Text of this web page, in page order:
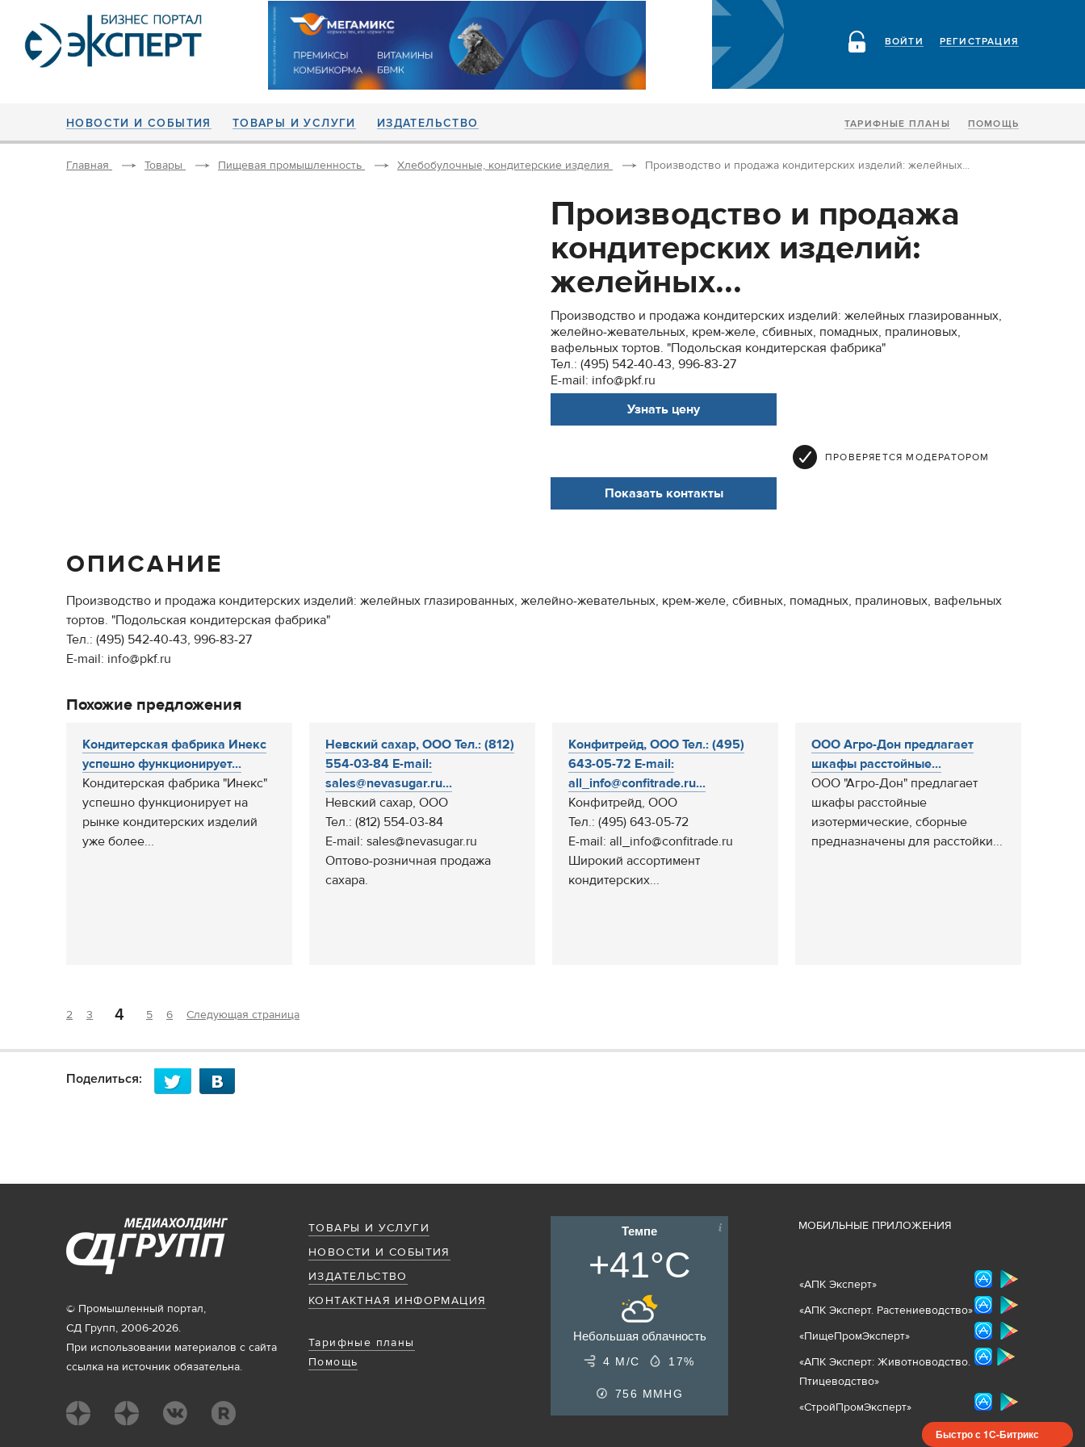
РЕГИСТРАЦИЯ
ВОЙТИ
НОВОСТИ И СОБЫТИЯ ТОВАРЫ И УСЛУГИ ИЗДАТЕЛЬСТВО ТАРИФНЫЕ ПЛАНЫ ПОМОЩЬ
Главная Товары Пищевая промышленность Хлебобулочные, кондитерские изделия Производство и продажа кондитерских изделий: желейных...
Производство и продажа
кондитерских изделий:
желейных...
Производство и продажа кондитерских изделий: желейных глазированных,
желейно-жевательных, крем-желе, сбивных, помадных, пралиновых,
вафельных тортов. "Подольская кондитерская фабрика"
Тел.: (495) 542-40-43, 996-83-27
E-mail: info@pkf.ru
Узнать цену
ПРОВЕРЯЕТСЯ МОДЕРАТОРОМ
Показать контакты
ОПИСАНИЕ
Производство и продажа кондитерских изделий: желейных глазированных, желейно-жевательных, крем-желе, сбивных, помадных, пралиновых, вафельных
тортов. "Подольская кондитерская фабрика"
Тел.: (495) 542-40-43, 996-83-27
E-mail: info@pkf.ru
Похожие предложения
Кондитерская фабрика Инекс
успешно функционирует...
Кондитерская фабрика "Инекс"
успешно функционирует на
рынке кондитерских изделий
уже более...
Невский сахар, ООО Тел.: (812)
554-03-84 E-mail:
sales@nevasugar.ru...
Невский сахар, ООО
Тел.: (812) 554-03-84
E-mail: sales@nevasugar.ru
Оптово-розничная продажа
сахара.
Конфитрейд, ООО Тел.: (495)
643-05-72 E-mail:
all_info@confitrade.ru...
Конфитрейд, ООО
Тел.: (495) 643-05-72
E-mail: all_info@confitrade.ru
Широкий ассортимент
кондитерских...
ООО Агро-Дон предлагает
шкафы расстойные...
ООО "Агро-Дон" предлагает
шкафы расстойные
изотермические, сборные
предназначены для расстойки...
2 3 4 5 6 Следующая страница
Поделиться:
ТОВАРЫ И УСЛУГИ
НОВОСТИ И СОБЫТИЯ
ИЗДАТЕЛЬСТВО
КОНТАКТНАЯ ИНФОРМАЦИЯ
Тарифные планы
Помощь
© Промышленный портал,
СД Групп, 2006-2026.
При использовании материалов с сайта
ссылка на источник обязательна.
Темпе
+41°C
Небольшая облачность
4 М/С 17%
756 MMHG
МОБИЛЬНЫЕ ПРИЛОЖЕНИЯ
«АПК Эксперт»
«АПК Эксперт. Растениеводство»
«ПищеПромЭксперт»
«АПК Эксперт: Животноводство.
Птицеводство»
«СтройПромЭксперт»
Быстро с 1С-Битрикс